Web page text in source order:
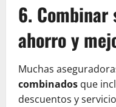
6. Combinar
ahorro y
Muchas
combinados que
descuentos y